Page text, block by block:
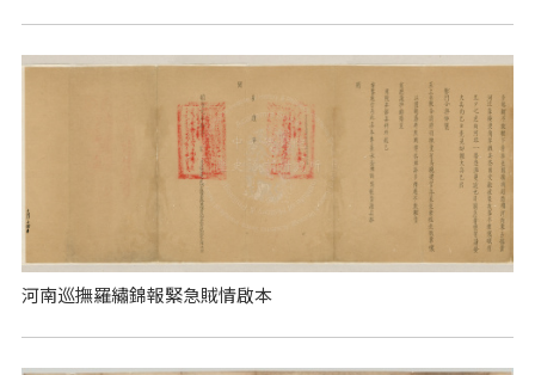
河南巡撫羅繡錦報緊急賊情啟本